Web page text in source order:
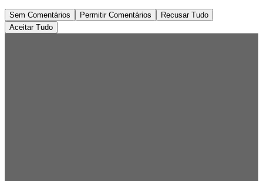
Sem Comentários Permitir Comentários
Recusar Tudo
Aceitar Tudo